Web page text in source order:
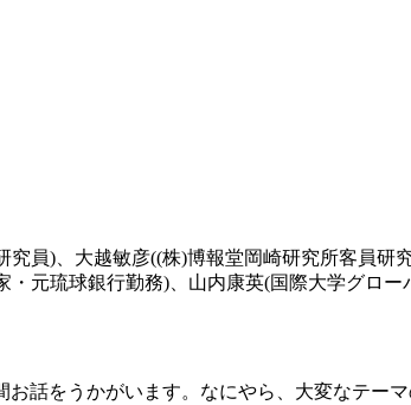
員)、大越敏彦((株)博報堂岡崎研究所客員研
元琉球銀行勤務)、山内康英(国際大学グロー
話をうかがいます。なにやら、大変なテー